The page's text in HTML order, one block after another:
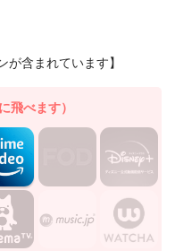
含まれています】
飛べます）